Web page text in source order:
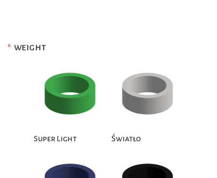
* WEIGHT
Super Light Światło